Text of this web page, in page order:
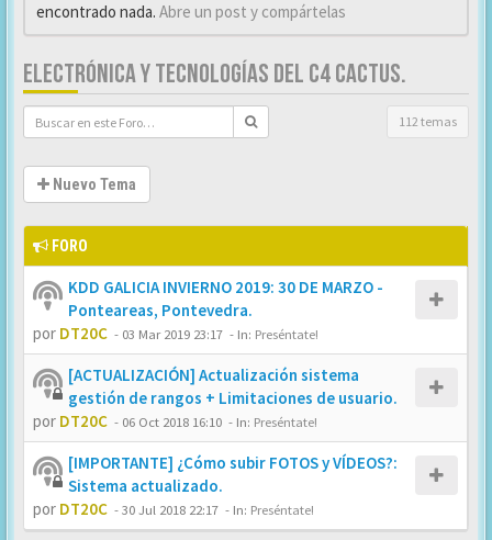
encontrado nada. Abre un post y compártelas
ELECTRÓNICA Y TECNOLOGÍAS DEL C4 CACTUS.
112 temas
Nuevo Tema
FORO
KDD GALICIA INVIERNO 2019: 30 DE MARZO -
Ponteareas, Pontevedra.
por DT20C - 03 Mar 2019 23:17 - In: Preséntate!
[ACTUALIZACIÓN] Actualización sistema
gestión de rangos + Limitaciones de usuario.
por DT20C - 06 Oct 2018 16:10 - In: Preséntate!
[IMPORTANTE] ¿Cómo subir FOTOS y VÍDEOS?:
Sistema actualizado.
por DT20C -30 Jul 2018 22:17 - In: Preséntate!